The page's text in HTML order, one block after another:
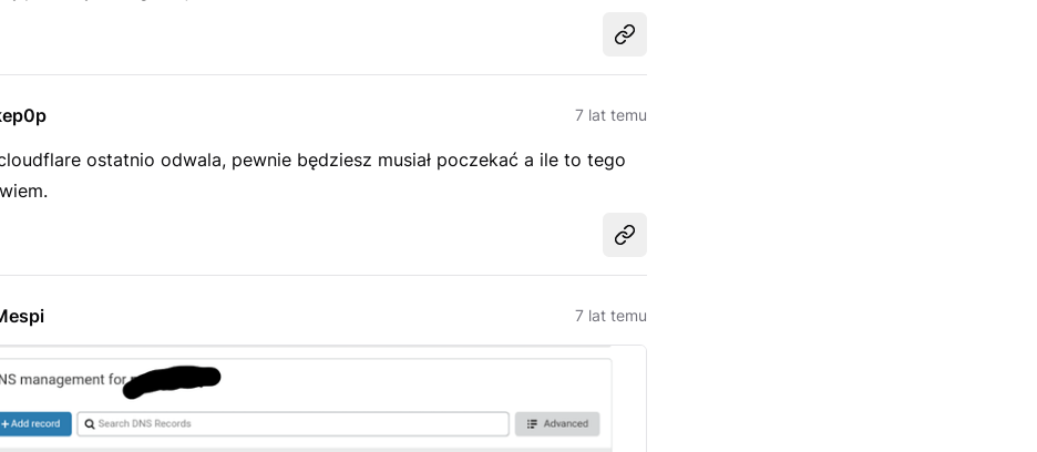
Udostępnij
7 lat temu
ostatnio odwala, pewnie będziesz musiał poczekać a ile to tego
Udostępnij
7 lat temu